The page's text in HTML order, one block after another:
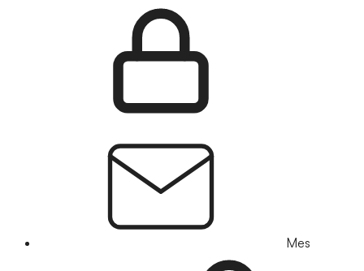
Mes